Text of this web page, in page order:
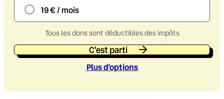
19 € / mois
Tous les dons sont déductibles des impôts
C'est parti
Plus d’options